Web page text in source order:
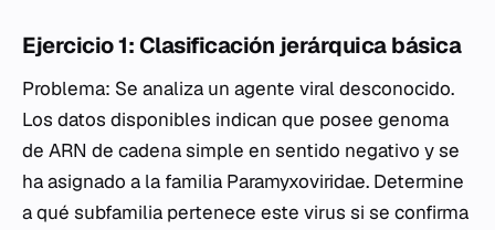
Ejercicio 1: Clasificación jerárquica básica
Problema: Se analiza un agente viral desconocido.
Los datos disponibles indican que posee genoma
de ARN de cadena simple en sentido negativo y se
ha asignado a la familia Paramyxoviridae. Determine
a qué subfamilia pertenece este virus si se confirma